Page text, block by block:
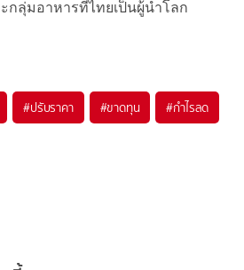
กลุ่มอาหารที่ไทยเป็นผู้นำโลก
#ปรับราคา #ขาดทุน #กำไรลด